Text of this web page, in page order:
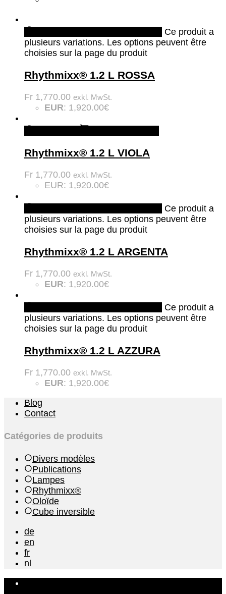
Ce produit a
plusieurs variations. Les options peuvent être
choisies sur la page du produit
Rhythmixx® 1.2 L ROSSA
Fr 1,770.00 exkl. MwSt.
EUR: 1,920.00€
Rhythmixx® 1.2 L VIOLA
Fr 1,770.00 exkl. MwSt.
EUR: 1,920.00€
Ce produit a
plusieurs variations. Les options peuvent être
choisies sur la page du produit
Rhythmixx® 1.2 L ARGENTA
Fr 1,770.00 exkl. MwSt.
EUR: 1,920.00€
Ce produit a
plusieurs variations. Les options peuvent être
choisies sur la page du produit
Rhythmixx® 1.2 L AZZURA
Fr 1,770.00 exkl. MwSt.
EUR: 1,920.00€
Blog
Contact
Catégories de produits
Divers modèles
Publications
Lampes
Rhythmixx®
Oloïde
Cube inversible
de
en
fr
nl